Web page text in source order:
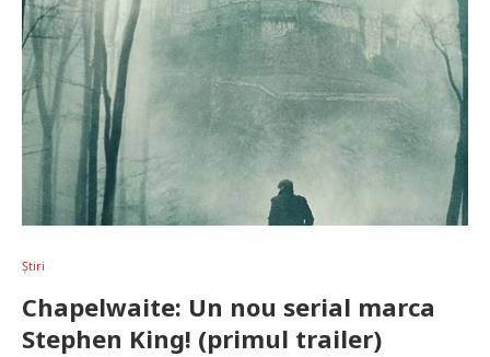
Știri
Chapelwaite: Un nou serial marca
Stephen King! (primul trailer)